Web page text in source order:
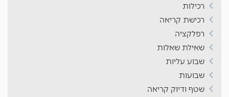
רכילות
רכישת קריאה
רפלקציה
שאילת שאלות
שבוע עליות
שבועות
שטף ודיוק קריאה